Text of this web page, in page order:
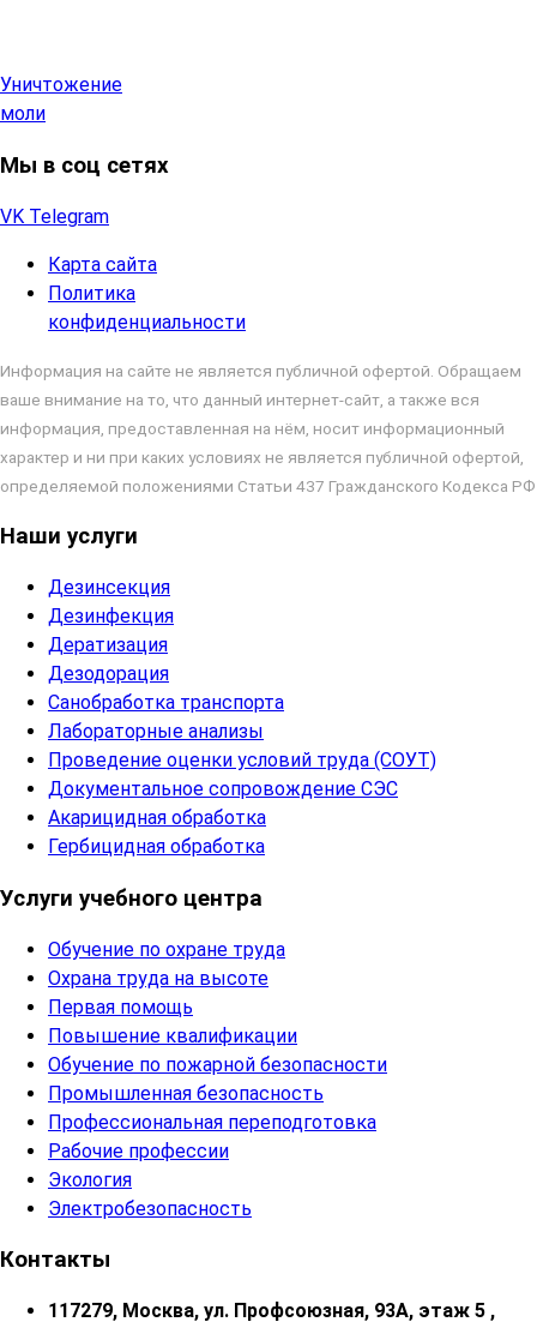
Уничтожение
моли
Мы в соц сетях
VK Telegram
Карта сайта
Политика
конфиденциальности
Информация на сайте не является публичной офертой. Обращаем
ваше внимание на то, что данный интернет-сайт, а также вся
информация, предоставленная на нём, носит информационный
характер и ни при каких условиях не является публичной офертой,
определяемой положениями Статьи 437 Гражданского Кодекса РФ
Наши услуги
Дезинсекция
Дезинфекция
Дератизация
Дезодорация
Санобработка транспорта
Лабораторные анализы
Проведение оценки условий труда (СОУТ)
Документальное сопровождение СЭС
Акарицидная обработка
Гербицидная обработка
Услуги учебного центра
Обучение по охране труда
Охрана труда на высоте
Первая помощь
Повышение квалификации
Обучение по пожарной безопасности
Промышленная безопасность
Профессиональная переподготовка
Рабочие профессии
Экология
Электробезопасность
Контакты
117279, Москва, ул. Профсоюзная, 93А, этаж 5 ,